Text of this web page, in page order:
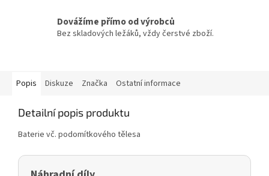
Dovážíme přímo od výrobců
Bez skladových ležáků, vždy čerstvé zboží.
Popis Diskuze Značka Ostatní informace
Detailní popis produktu
Baterie vč. podomítkového tělesa